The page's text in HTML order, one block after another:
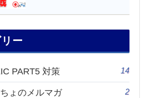
ー
PART5 対策 14
ょのメルマガ 2